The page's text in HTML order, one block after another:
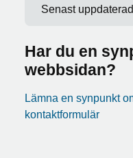
Senast
Har du en
webbsidan?
Lämna en synpunkt
kontaktformulär